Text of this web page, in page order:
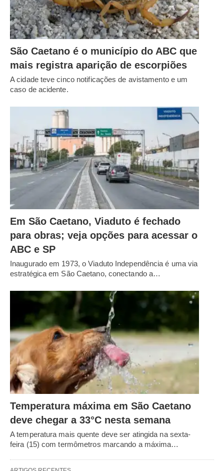
São Caetano é o município do ABC que
mais registra aparição de escorpiões
A cidade teve cinco notificações de avistamento e um
caso de acidente.
Em São Caetano, Viaduto é fechado
para obras; veja opções para acessar o
ABC e SP
Inaugurado em 1973, o Viaduto Independência é uma via
estratégica em São Caetano, conectando a…
Temperatura máxima em São Caetano
deve chegar a 33°C nesta semana
A temperatura mais quente deve ser atingida na sexta-
feira (15) com termômetros marcando a máxima…